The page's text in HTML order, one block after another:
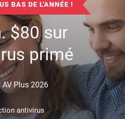
BAS DE L'ANNÉE !
$80sur
primé
AV Plus 2026
antivirus